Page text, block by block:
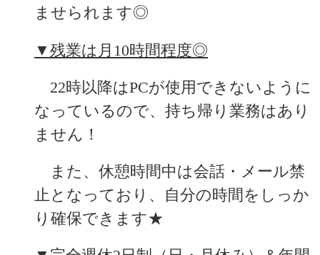
ませられます◎
▼残業は月10時間程度◎
22時以降はPCが使用できないように
なっているので、持ち帰り業務はあり
ません！
また、休憩時間中は会話・メール禁
止となっており、自分の時間をしっか
り確保できます★